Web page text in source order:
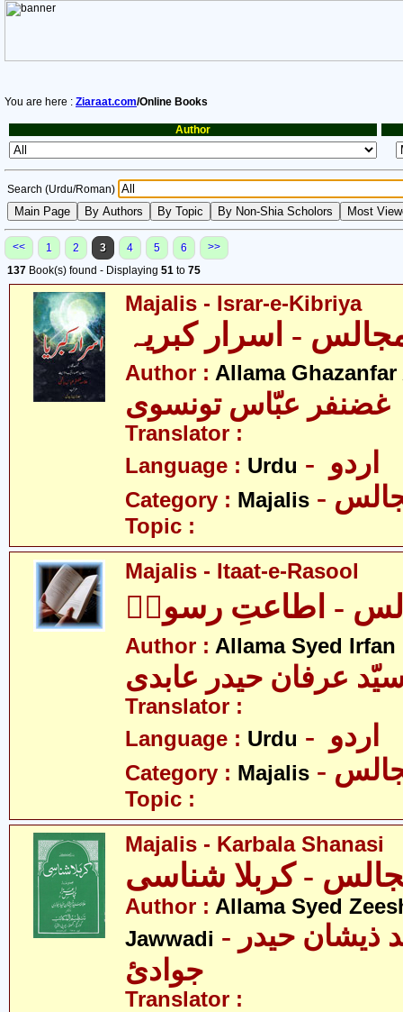
You are here : Ziaraat.com/Online Books
Author
Search (Urdu/Roman)
<< 1 2 3 4 5 6
>>
137 Book(s) found - Displaying 51 to 75
Majalis - Israr-e-Kibriya
Author : Allama
غضنفر عبّاس تونسوی
Translator :
Language : Urdu
Category : Majalis
Topic :
Majalis - Itaat-e-Rasool
- اطاعتِ رسولؐ
Author : Allama Syed
عرفان حیدر عابدی
Translator :
Language : Urdu
Category : Majalis
Topic :
Majalis - Karbala Shanasi
Author : Allama Syed
Jawwadi - علامہ سیّد ذیشان حیدر
جوادئ
Translator :